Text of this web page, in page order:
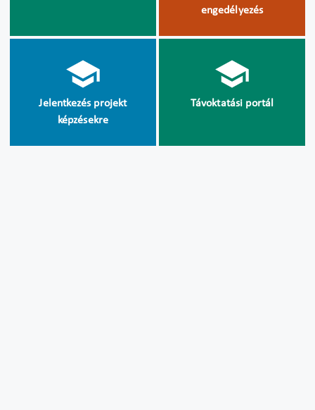
engedélyezés
Jelentkezés projekt
képzésekre
Távoktatási portál